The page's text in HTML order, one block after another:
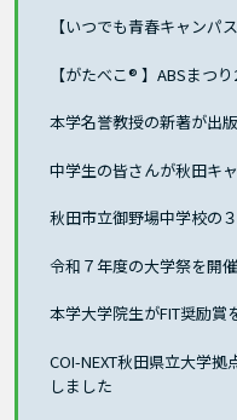
【いつでも青春キャンパ
【がたべこ® 】ABSまつ
本学名誉教授の新著が出
中学生の皆さんが秋田キ
秋田市立御野場中学校の
令和７年度の大学祭を開
本学大学院生がFIT奨励賞
COI-NEXT秋田県立大学
しました